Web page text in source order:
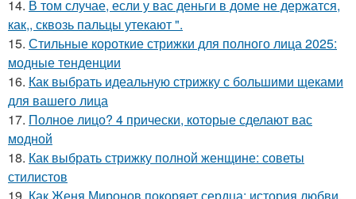
14. В том случае, если у вас деньги в доме не держатся,
как,, сквозь пальцы утекают ".
15. Стильные короткие стрижки для полного лица 2025:
модные тенденции
16. Как выбрать идеальную стрижку с большими щеками
для вашего лица
17. Полное лицо? 4 прически, которые сделают вас
модной
18. Как выбрать стрижку полной женщине: советы
стилистов
19. Как Женя Миронов покоряет сердца: история любви,